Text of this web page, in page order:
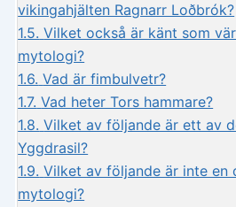
vikingahjälten Ragnarr Loðbrók?
1.5. Vilket också är känt som
mytologi?
1.6. Vad är fimbulvetr?
1.7. Vad heter Tors hammare?
1.8. Vilket av följande är ett av
Yggdrasil?
1.9. Vilket av följande är inte en
mytologi?